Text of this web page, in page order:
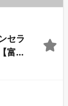
セラ
富沢